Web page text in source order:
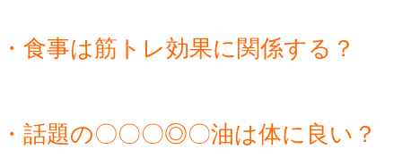
・食事は筋トレ効果に関係する？
・話題の〇〇〇◎〇油は体に良い？